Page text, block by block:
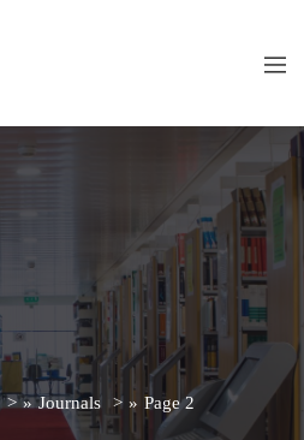
» Journals » Page 2